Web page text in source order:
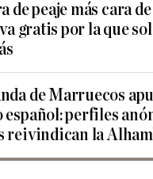
de peaje más cara
gratis por la que
de Marruecos
perfiles
reivindican la